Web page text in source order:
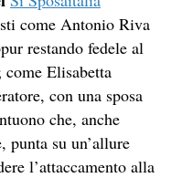
come Antonio Riva
restando fedele al
Elisabetta
con una sposa
che, anche
punta su un’allure
l’attaccamento alla